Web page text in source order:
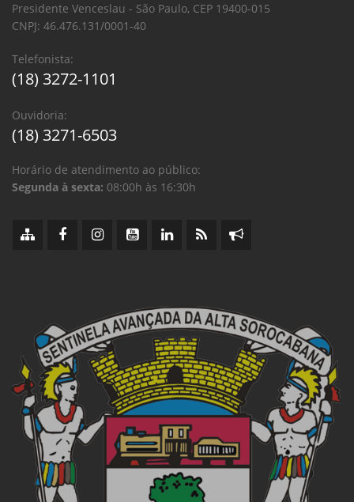
Presidente Venceslau - São Paulo, CEP 19400-015
CNPJ: 46.476.131/0001-40
Telefonista:
(18) 3272-1101
Ouvidoria:
(18) 3271-6503
Horário de atendimento ao público:
Segunda à sexta: 08:00h às 16:30h